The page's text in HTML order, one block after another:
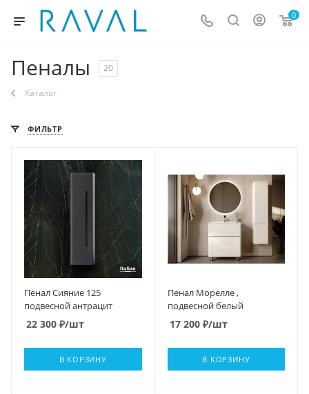
0
Пеналы 20
Каталог
ФИЛЬТР
Пенал Сияние 125
подвесной антрацит
22 300 ₽/шт
В КОРЗИНУ
Пенал Морелле ,
подвесной белый
17 200₽/шт
В КОРЗИНУ